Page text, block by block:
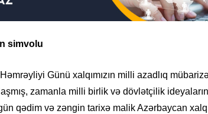
simvolu
Günü xalqımızın milli azadlıq
zamanla milli birlik və dövlətçilik
qədim və zəngin tarixə malik Azərbaycan